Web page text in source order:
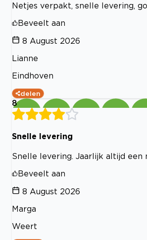
Netjes verpakt, snelle levering,
Beveelt aan
8 August 2026
Lianne
Eindhoven
delen
8
Snelle levering
Snelle levering. Jaarlijk altijd een
Beveelt aan
8 August 2026
Marga
Weert